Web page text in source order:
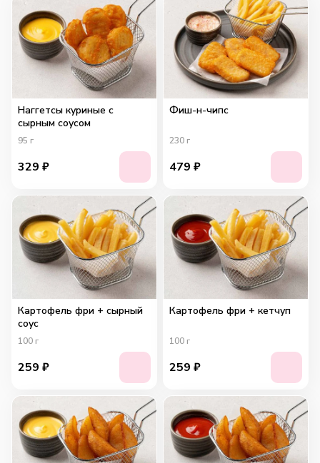
Наггетсы куриные с
сырным соусом
95 г
329 ₽
Фиш-н-чипс
230 г
479 ₽
Картофель фри + сырный
соус
100 г
259 ₽
Картофель фри + кетчуп
100 г
259 ₽